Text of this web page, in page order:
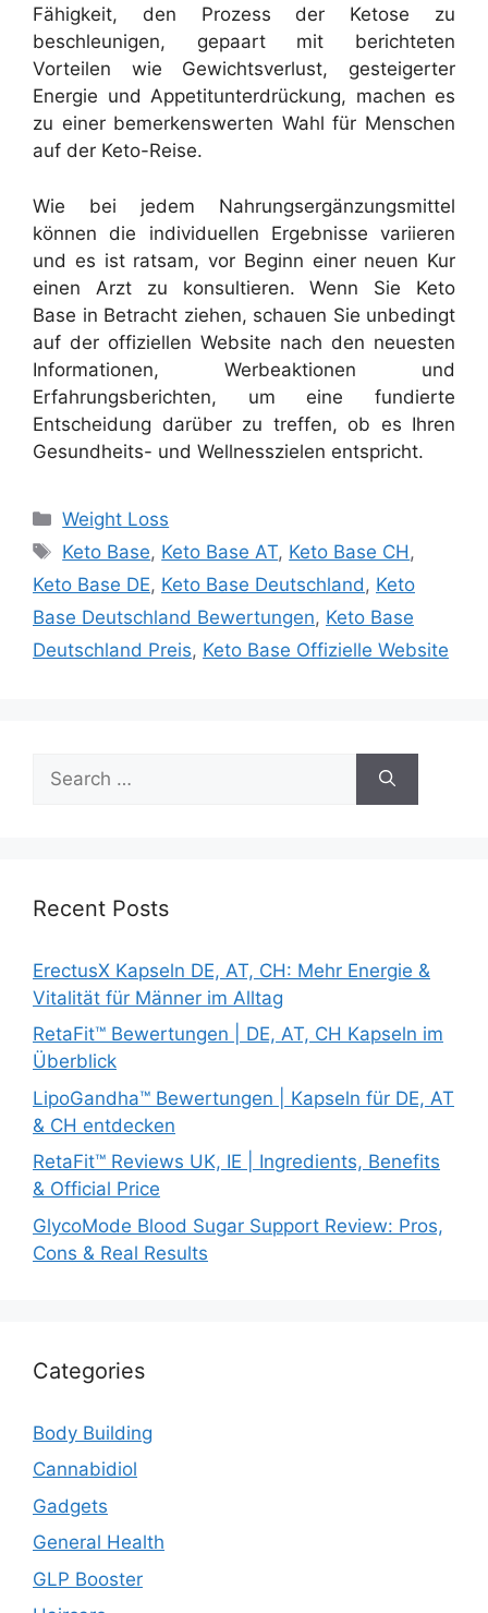
Fähigkeit, den Prozess der Ketose zu
beschleunigen, gepaart mit berichteten
Vorteilen wie Gewichtsverlust, gesteigerter
Energie und Appetitunterdrückung, machen es
zu einer bemerkenswerten Wahl für Menschen
auf der Keto-Reise.
Wie bei jedem Nahrungsergänzungsmittel
können die individuellen Ergebnisse variieren
und es ist ratsam, vor Beginn einer neuen Kur
einen Arzt zu konsultieren. Wenn Sie Keto
Base in Betracht ziehen, schauen Sie unbedingt
auf der offiziellen Website nach den neuesten
Informationen, Werbeaktionen und
Erfahrungsberichten, um eine fundierte
Entscheidung darüber zu treffen, ob es Ihren
Gesundheits- und Wellnesszielen entspricht.
Categories
Weight Loss
Tags
Keto Base, Keto Base AT, Keto Base CH ,
Keto Base DE, Keto Base Deutschland , Keto
Base Deutschland Bewertungen, Keto Base
Deutschland Preis, Keto Base Offizielle Website
for:
Recent Posts
ErectusX Kapseln DE, AT, CH: Mehr Energie &
Vitalität für Männer im Alltag
RetaFit™ Bewertungen | DE, AT, CH Kapseln im
Überblick
LipoGandha™ Bewertungen | Kapseln für DE, AT
& CH entdecken
RetaFit™ Reviews UK, IE | Ingredients, Benefits
& Official Price
GlycoMode Blood Sugar Support Review: Pros,
Cons & Real Results
Categories
Body Building
Cannabidiol
Gadgets
General Health
GLP Booster